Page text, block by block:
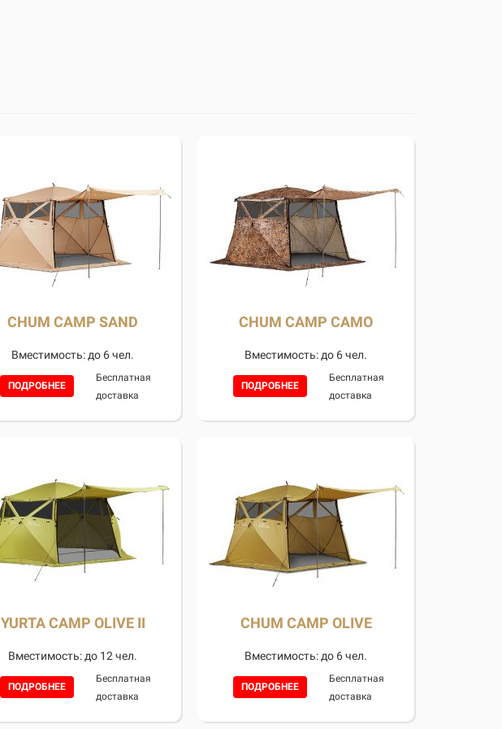
CHUM CAMP SAND
Вместимость: до 6 чел.
ПОДРОБНЕЕ
Бесплатная
доставка
CHUM CAMP CAMO
Вместимость: до 6 чел.
ПОДРОБНЕЕ
Бесплатная
доставка
YURTA CAMP OLIVE II
Вместимость: до 12 чел.
ПОДРОБНЕЕ
Бесплатная
доставка
CHUM CAMP OLIVE
Вместимость: до 6 чел.
ПОДРОБНЕЕ
Бесплатная
доставка